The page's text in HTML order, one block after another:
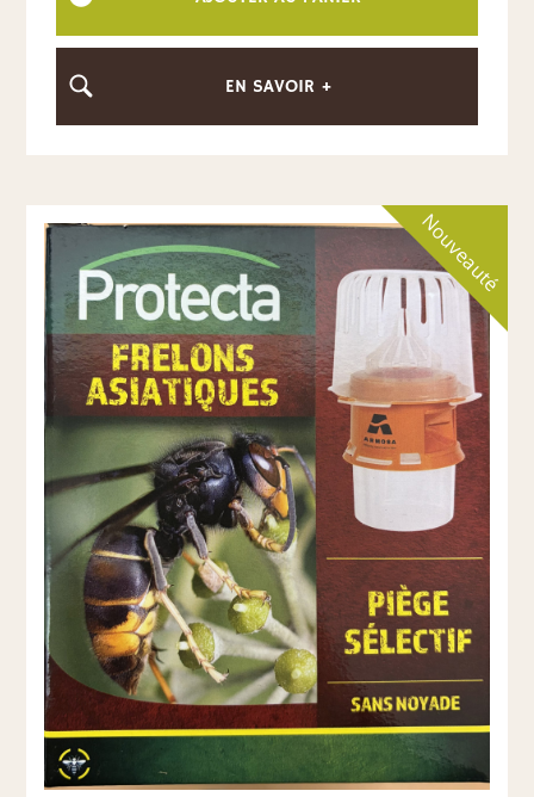
EN SAVOIR +
Nouveauté